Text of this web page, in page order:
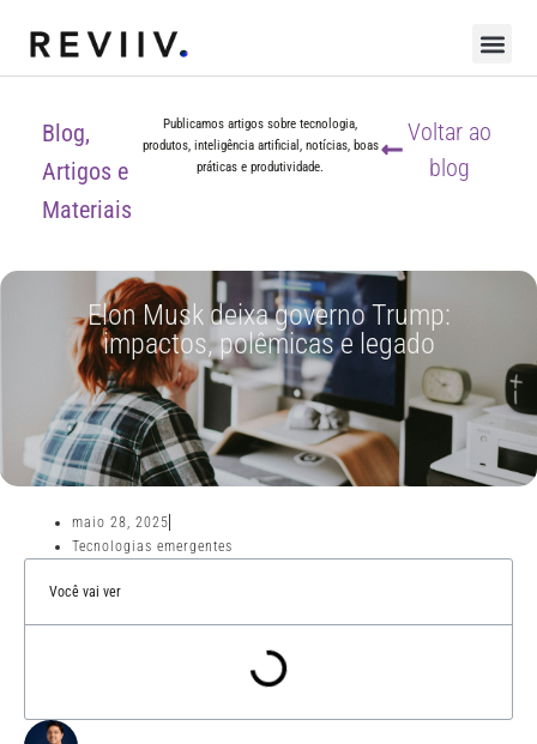
Blog,
Artigos e
Materiais
Publicamos artigos sobre tecnologia,
produtos, inteligência artificial, notícias, boas
práticas e produtividade.
Voltar ao
blog
Elon Musk deixa governo Trump:
impactos, polêmicas e legado
maio 28, 2025
Tecnologias emergentes
Você vai ver